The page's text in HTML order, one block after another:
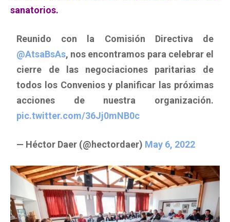
sanatorios.
Reunido con la Comisión Directiva de
@AtsaBsAs, nos encontramos para celebrar el
cierre de las negociaciones paritarias de
todos los Convenios y planificar las próximas
acciones de nuestra organización.
pic.twitter.com/36Jj0mNB0c
— Héctor Daer (@hectordaer) May 6, 2022